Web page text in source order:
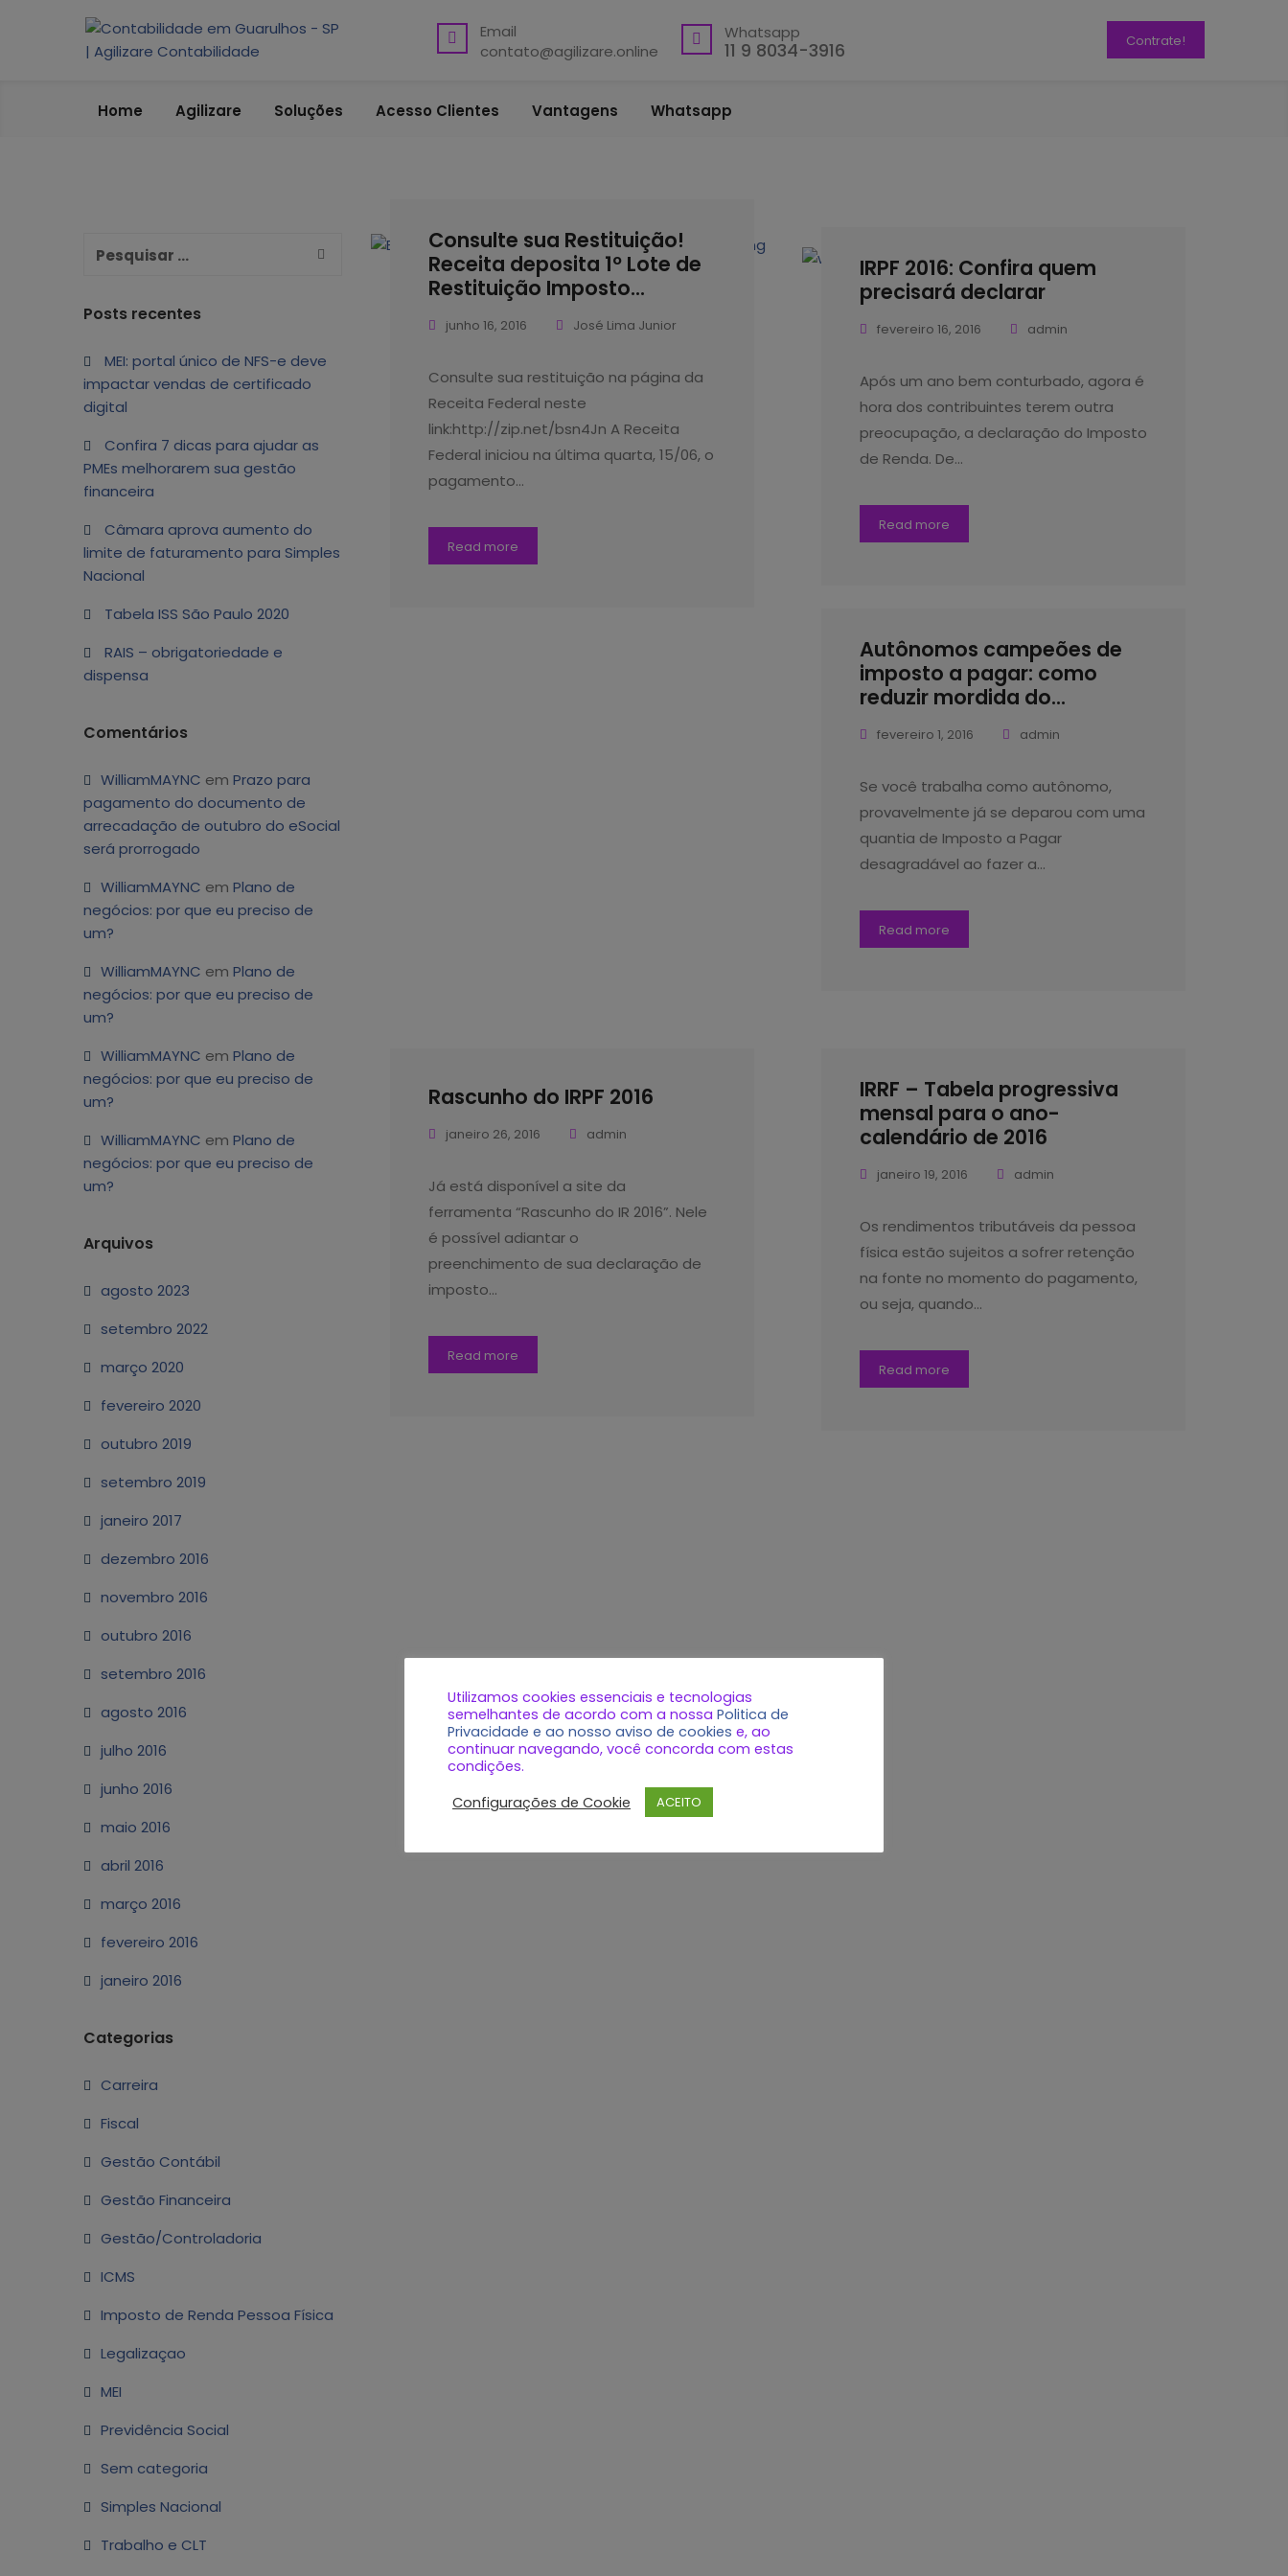
Contrate!
Email
contato@agilizare.online
Whatsapp
11 9 8034-3916
Home Agilizare Soluções Acesso Clientes Vantagens Whatsapp
Consulte sua Restituição!
Receita deposita 1º Lote de
Restituição Imposto...
junho 16, 2016 José Lima Junior
Consulte sua restituição na página da
Receita Federal neste
link:http://zip.net/bsn4Jn A Receita
Federal iniciou na última quarta, 15/06, o
pagamento…
Read more
IRPF 2016: Confira quem
precisará declarar
fevereiro 16, 2016 admin
Após um ano bem conturbado, agora é
hora dos contribuintes terem outra
preocupação, a declaração do Imposto
de Renda. De…
Read more
Autônomos campeões de
imposto a pagar: como
reduzir mordida do...
fevereiro 1, 2016 admin
Se você trabalha como autônomo,
provavelmente já se deparou com uma
quantia de Imposto a Pagar
desagradável ao fazer a…
Read more
Rascunho do IRPF 2016
janeiro 26, 2016 admin
Já está disponível a site da
ferramenta “Rascunho do IR 2016”. Nele
é possível adiantar o
preenchimento de sua declaração de
imposto…
Read more
IRRF – Tabela progressiva
mensal para o ano-
calendário de 2016
janeiro 19, 2016 admin
Os rendimentos tributáveis da pessoa
física estão sujeitos a sofrer retenção
na fonte no momento do pagamento,
ou seja, quando…
Read more
Posts recentes
MEI: portal único de NFS-e deve
impactar vendas de certificado
digital
Confira 7 dicas para ajudar as
PMEs melhorarem sua gestão
financeira
Câmara aprova aumento do
limite de faturamento para Simples
Nacional
Tabela ISS São Paulo 2020
RAIS – obrigatoriedade e
dispensa
Comentários
WilliamMAYNC em Prazo para
pagamento do documento de
arrecadação de outubro do eSocial
será prorrogado
WilliamMAYNC em Plano de
negócios: por que eu preciso de
um?
WilliamMAYNC em Plano de
negócios: por que eu preciso de
um?
WilliamMAYNC em Plano de
negócios: por que eu preciso de
um?
WilliamMAYNC em Plano de
negócios: por que eu preciso de
um?
Arquivos
agosto 2023
setembro 2022
março 2020
fevereiro 2020
outubro 2019
setembro 2019
janeiro 2017
dezembro 2016
novembro 2016
outubro 2016
setembro 2016
agosto 2016
julho 2016
junho 2016
maio 2016
abril 2016
março 2016
fevereiro 2016
janeiro 2016
Categorias
Carreira
Fiscal
Gestão Contábil
Gestão Financeira
Gestão/Controladoria
ICMS
Imposto de Renda Pessoa Física
Legalizaçao
MEI
Previdência Social
Sem categoria
Simples Nacional
Trabalho e CLT
Utilizamos cookies essenciais e tecnologias
semelhantes de acordo com a nossa Politica de
Privacidade e ao nosso aviso de cookies e, ao
continuar navegando, você concorda com estas
condições.
Configurações de Cookie
ACEITO
ABRA SUA CONTA PJ